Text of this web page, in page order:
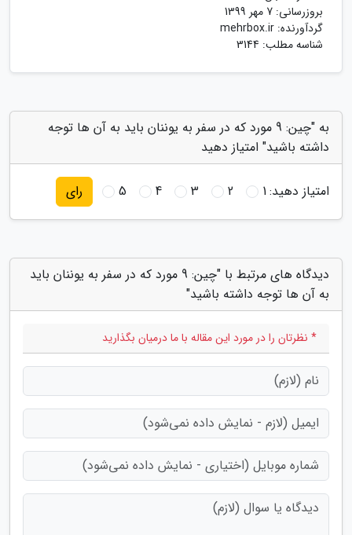
بروزرسانی: 7 مهر 1399
گردآورنده: mehrbox.ir
شناسه مطلب: 3144
به "چین: 9 مورد که در سفر به یوننان باید به آن ها توجه
داشته باشید" امتیاز دهید
امتیاز دهید:1
2
3
4
5 رای
دیدگاه های مرتبط با "چین: 9 مورد که در سفر به یوننان باید
به آن ها توجه داشته باشید"
* نظرتان را در مورد این مقاله با ما درمیان بگذارید